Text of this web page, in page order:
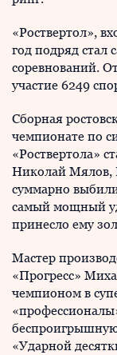
«Роствертол»,
год подряд
соревнований.
участие 6249
Сборная
чемпионате по
«Роствертола»
Николай Мялов,
суммарно
самый мощный
принесло ему
Мастер
«Прогресс»
чемпионом в
«Ударной